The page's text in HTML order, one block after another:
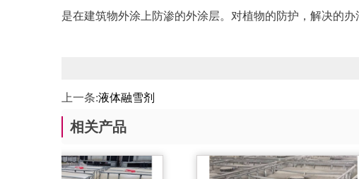
是在建筑物外涂上防渗的外涂层。对植物的防护，解决的
上一条:液体融雪剂
相关产品